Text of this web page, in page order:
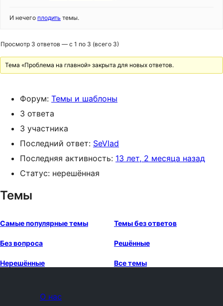
И нечего плодить темы.
Просмотр 3 ответов — с 1 по 3 (всего 3)
Тема «Проблема на главной» закрыта для новых ответов.
Форум: Темы и шаблоны
3 ответа
3 участника
Последний ответ: SeVlad
Последняя активность: 13 лет, 2 месяца назад
Статус: нерешённая
Темы
Самые популярные темы Темы без ответов
Без вопроса Решённые
Нерешённые Все темы
О нас